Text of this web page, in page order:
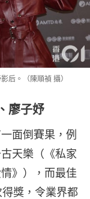
后。（陳順禎 攝）
廖子妤
面倒賽果，例
天樂（《私家
》），而最佳
獎，令業界都